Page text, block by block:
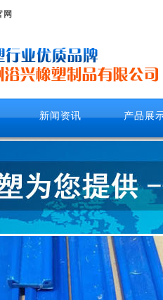
网
新闻资讯 产品展